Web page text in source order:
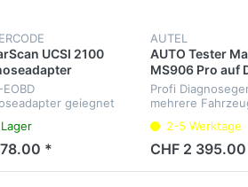
UCSI 2100
geiegnet
BMW...
*
AUTEL
AUTO Tester
MS906 Pro auf
Profi
mehrere
Steuergeräte,
Intervalle,
Bremse,
Adaption für
2-5 Werktage
CHF 2